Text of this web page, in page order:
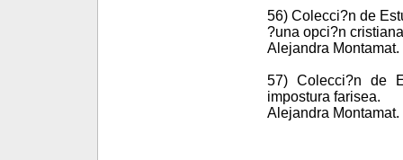
56) Colecci?n de
?una opci?n
Alejandra
57) Colecci?n de
impostura farisea.
Alejandra